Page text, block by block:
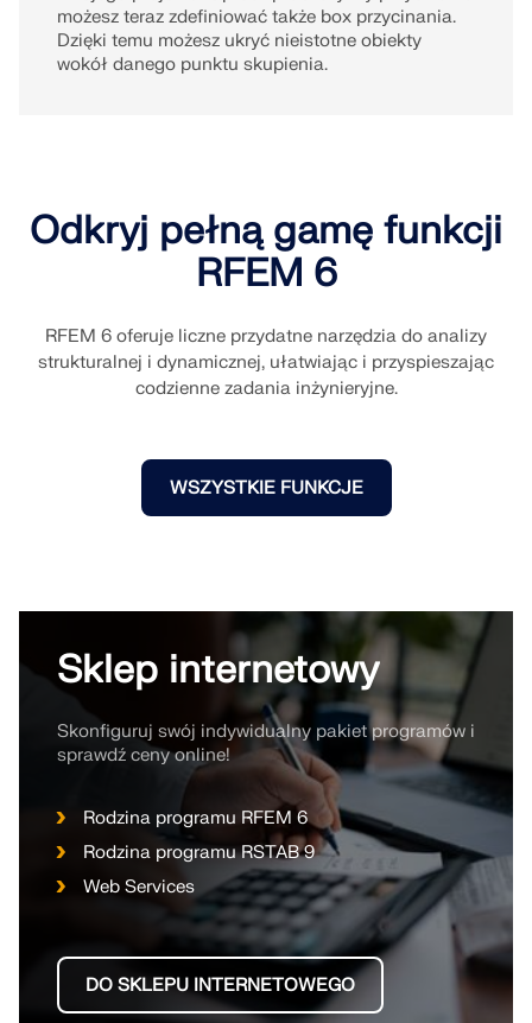
możesz teraz zdefiniować także box przycinania.
Dzięki temu możesz ukryć nieistotne obiekty
wokół danego punktu skupienia.
Odkryj pełną gamę funkcji
RFEM 6
RFEM 6 oferuje liczne przydatne narzędzia do analizy
strukturalnej i dynamicznej, ułatwiając i przyspieszając
codzienne zadania inżynieryjne.
WSZYSTKIE FUNKCJE
Sklep internetowy
Skonfiguruj swój indywidualny pakiet programów i
sprawdź ceny online!
Rodzina programu RFEM 6
Rodzina programu RSTAB 9
Web Services
DO SKLEPU INTERNETOWEGO